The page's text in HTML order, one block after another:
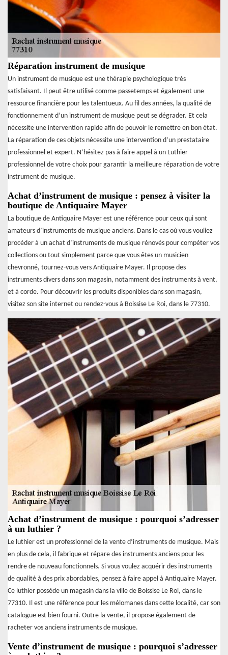
Réparation instrument de musique
Un instrument de musique est une thérapie psychologique très
satisfaisant. Il peut être utilisé comme passetemps et également une
ressource financière pour les talentueux. Au fil des années, la qualité de
fonctionnement d’un instrument de musique peut se dégrader. Et cela
nécessite une intervention rapide afin de pouvoir le remettre en bon état.
La réparation de ces objets nécessite une intervention d’un prestataire
professionnel et expert. N’hésitez pas à faire appel à un Luthier
professionnel de votre choix pour garantir la meilleure réparation de votre
instrument de musique.
Achat d’instrument de musique : pensez à visiter la
boutique de Antiquaire Mayer
La boutique de Antiquaire Mayer est une référence pour ceux qui sont
amateurs d’instruments de musique anciens. Dans le cas où vous vouliez
procéder à un achat d’instruments de musique rénovés pour compéter vos
collections ou tout simplement parce que vous êtes un musicien
chevronné, tournez-vous vers Antiquaire Mayer. Il propose des
instruments divers dans son magasin, notamment des instruments à vent,
et à corde. Pour découvrir les produits disponibles dans son magasin,
visitez son site internet ou rendez-vous à Boissise Le Roi, dans le 77310.
Achat d’instrument de musique : pourquoi s’adresser
à un luthier ?
Le luthier est un professionnel de la vente d’instruments de musique. Mais
en plus de cela, il fabrique et répare des instruments anciens pour les
rendre de nouveau fonctionnels. Si vous voulez acquérir des instruments
de qualité à des prix abordables, pensez à faire appel à Antiquaire Mayer.
Ce luthier possède un magasin dans la ville de Boissise Le Roi, dans le
77310. Il est une référence pour les mélomanes dans cette localité, car son
catalogue est bien fourni. Outre la vente, il propose également de
racheter vos anciens instruments de musique.
Vente d’instrument de musique : pourquoi s’adresser